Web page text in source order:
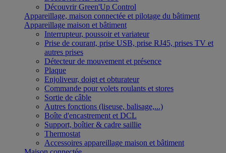
Découvrir Green'Up Control
Appareillage, maison connectée et pilotage du bâtiment
Appareillage maison et bâtiment
Interrupteur, poussoir et variateur
Prise de courant, prise USB, prise RJ45, prises TV et
autres prises
Détecteur de mouvement et présence
Plaque
Enjoliveur, doigt et obturateur
Commande pour volets roulants et stores
Sortie de câble
Autres fonctions (liseuse, balisage,...)
Boîte d'encastrement et DCL
Support, boîtier & cadre saillie
Thermostat
Accessoires appareillage maison et bâtiment